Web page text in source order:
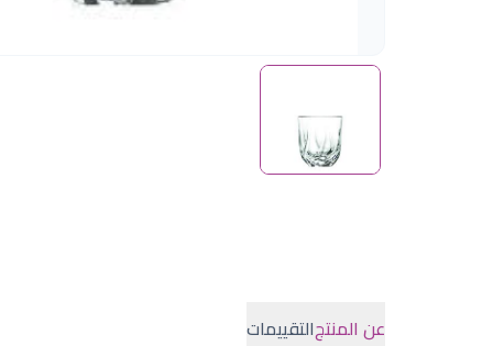
عن المنتجالتقييمات